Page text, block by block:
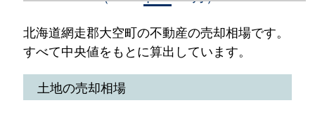
北海道網走郡大空町の不動産の売却相場です。
すべて中央値をもとに算出しています。
土地の売却相場